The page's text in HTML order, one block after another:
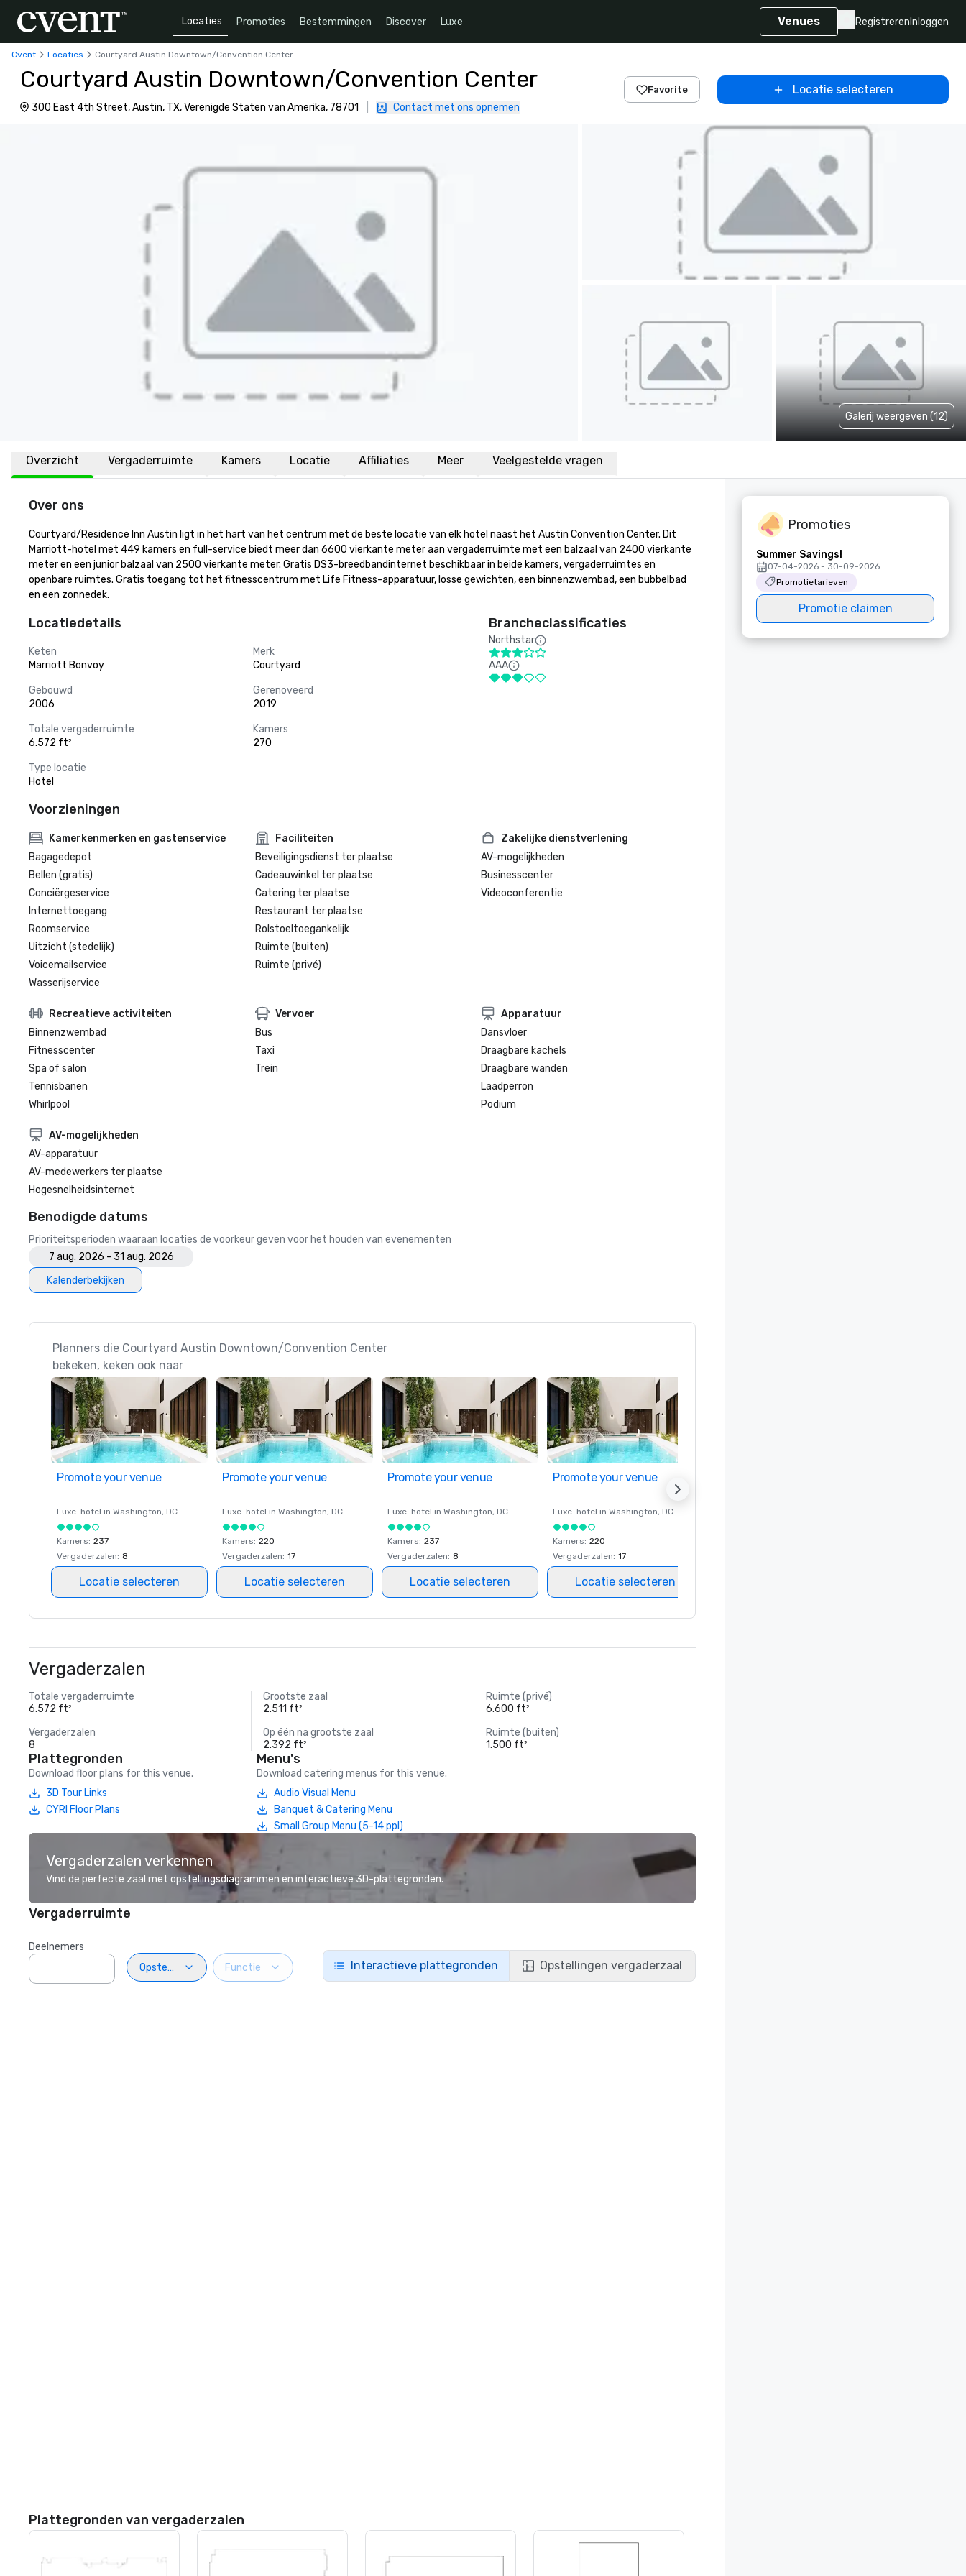
Locaties Promoties Bestemmingen Discover Luxe Venues Registreren Inloggen
Cvent Locaties Courtyard Austin Downtown/Convention Center
Courtyard Austin Downtown/Convention Center
300 East 4th Street, Austin, TX, Verenigde Staten van Amerika, 78701 Contact met ons opnemen
Favorite Locatie selecteren
Galerij weergeven (12)
Overzicht Vergaderruimte Kamers Locatie Affiliaties Meer Veelgestelde vragen
Over ons
Courtyard/Residence Inn Austin ligt in het hart van het centrum met de beste locatie van elk hotel naast het Austin Convention Center. Dit
Marriott-hotel met 449 kamers en full-service biedt meer dan 6600 vierkante meter aan vergaderruimte met een balzaal van 2400 vierkante
meter en een junior balzaal van 2500 vierkante meter. Gratis DS3-breedbandinternet beschikbaar in beide kamers, vergaderruimtes en
openbare ruimtes. Gratis toegang tot het fitnesscentrum met Life Fitness-apparatuur, losse gewichten, een binnenzwembad, een bubbelbad
en een zonnedek.
Locatiedetails
Keten
Marriott Bonvoy
Merk
Courtyard
Gebouwd
2006
Gerenoveerd
2019
Totale vergaderruimte
6.572 ft²
Kamers
270
Type locatie
Hotel
Brancheclassificaties
Northstar
AAA
Voorzieningen
Kamerkenmerken en gastenservice
Bagagedepot
Bellen (gratis)
Conciërgeservice
Internettoegang
Roomservice
Uitzicht (stedelijk)
Voicemailservice
Wasserijservice
Faciliteiten
Beveiligingsdienst ter plaatse
Cadeauwinkel ter plaatse
Catering ter plaatse
Restaurant ter plaatse
Rolstoeltoegankelijk
Ruimte (buiten)
Ruimte (privé)
Zakelijke dienstverlening
AV-mogelijkheden
Businesscenter
Videoconferentie
Recreatieve activiteiten
Binnenzwembad
Fitnesscenter
Spa of salon
Tennisbanen
Whirlpool
Vervoer
Bus
Taxi
Trein
Apparatuur
Dansvloer
Draagbare kachels
Draagbare wanden
Laadperron
Podium
AV-mogelijkheden
AV-apparatuur
AV-medewerkers ter plaatse
Hogesnelheidsinternet
Benodigde datums
Prioriteitsperioden waaraan locaties de voorkeur geven voor het houden van evenementen
7 aug. 2026 - 31 aug. 2026
Kalenderbekijken
Planners die Courtyard Austin Downtown/Convention Center
bekeken, keken ook naar
Promote your venue
Luxe-hotel in Washington, DC
Kamers: 237
Vergaderzalen: 8
Locatie selecteren
Promote your venue
Luxe-hotel in Washington, DC
Kamers: 220
Vergaderzalen: 17
Locatie selecteren
Promote your venue
Luxe-hotel in Washington, DC
Kamers: 237
Vergaderzalen: 8
Locatie selecteren
Promote your venue
Luxe-hotel in Washington, DC
Kamers: 220
Vergaderzalen: 17
Locatie selecteren
Vergaderzalen
Totale vergaderruimte
6.572 ft²
Grootste zaal
2.511 ft²
Ruimte (privé)
6.600 ft²
Vergaderzalen
8
Op één na grootste zaal
2.392 ft²
Ruimte (buiten)
1.500 ft²
Plattegronden
Download floor plans for this venue.
3D Tour Links
CYRI Floor Plans
Menu's
Download catering menus for this venue.
Audio Visual Menu
Banquet & Catering Menu
Small Group Menu (5-14 ppl)
Vergaderzalen verkennen
Vind de perfecte zaal met opstellingsdiagrammen en interactieve 3D-plattegronden.
Vergaderruimte
Deelnemers
Opstelling
Functie Interactieve plattegronden Opstellingen vergaderzaal
Plattegronden van vergaderzalen
Promoties
Summer Savings!
07-04-2026 - 30-09-2026
Promotietarieven
Promotie claimen